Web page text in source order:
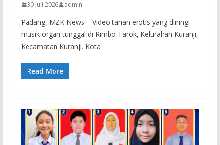
30 Juli 2026 admin
Padang, MZK News – Video tarian erotis yang diiringi
musik organ tunggal di Rimbo Tarok, Kelurahan Kuranji,
Kecamatan Kuranji, Kota
Read More